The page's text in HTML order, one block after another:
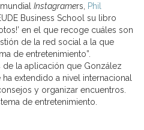
Instagramers,
Phil
Business School su libro
en el que recoge cuáles son
de la red social a la que
de entretenimiento”.
de la aplicación que González
extendido a nivel internacional
y organizar encuentros.
de entretenimiento.